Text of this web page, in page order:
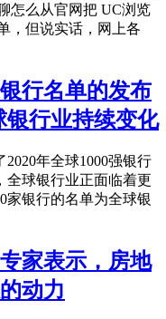
怎么从官网把 UC浏览
，但说实话，网上各
行名单的发布
行业持续变化
年全球1000强银行
全球银行业正面临着更
家银行的名单为全球银
家表示，房地
动力